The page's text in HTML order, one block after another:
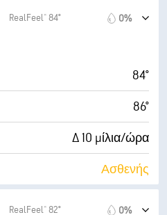
52%
65° F
10 (Πολύ έντονο)
0%
RealFeel® 84° 0%
84°
86°
Δ 10 μίλια/ώρα
Ασθενής
RealFeel® 82° 0%